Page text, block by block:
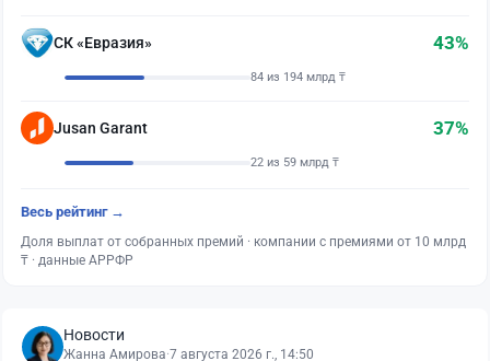
СК «Евразия» 43%
84 из 194 млрд ₸
Jusan Garant 37%
22 из 59 млрд ₸
Весь рейтинг →
Доля выплат от собранных премий · компании с премиями от 10 млрд
₸ · данные АРРФР
Новости
Жанна Амирова·7 августа 2026 г., 14:50